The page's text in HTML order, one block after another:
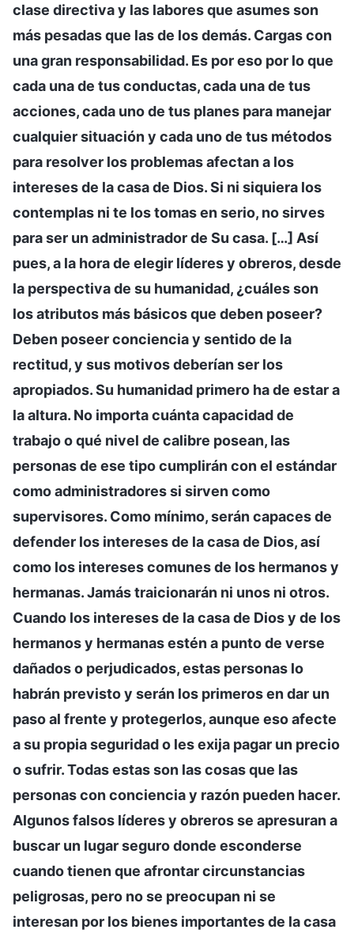
clase directiva y las labores que asumes son
más pesadas que las de los demás. Cargas con
una gran responsabilidad. Es por eso por lo que
cada una de tus conductas, cada una de tus
acciones, cada uno de tus planes para manejar
cualquier situación y cada uno de tus métodos
para resolver los problemas afectan a los
intereses de la casa de Dios. Si ni siquiera los
contemplas ni te los tomas en serio, no sirves
para ser un administrador de Su casa. […] Así
pues, a la hora de elegir líderes y obreros, desde
la perspectiva de su humanidad, ¿cuáles son
los atributos más básicos que deben poseer?
Deben poseer conciencia y sentido de la
rectitud, y sus motivos deberían ser los
apropiados. Su humanidad primero ha de estar a
la altura. No importa cuánta capacidad de
trabajo o qué nivel de calibre posean, las
personas de ese tipo cumplirán con el estándar
como administradores si sirven como
supervisores. Como mínimo, serán capaces de
defender los intereses de la casa de Dios, así
como los intereses comunes de los hermanos y
hermanas. Jamás traicionarán ni unos ni otros.
Cuando los intereses de la casa de Dios y de los
hermanos y hermanas estén a punto de verse
dañados o perjudicados, estas personas lo
habrán previsto y serán los primeros en dar un
paso al frente y protegerlos, aunque eso afecte
a su propia seguridad o les exija pagar un precio
o sufrir. Todas estas son las cosas que las
personas con conciencia y razón pueden hacer.
Algunos falsos líderes y obreros se apresuran a
buscar un lugar seguro donde esconderse
cuando tienen que afrontar circunstancias
peligrosas, pero no se preocupan ni se
interesan por los bienes importantes de la casa